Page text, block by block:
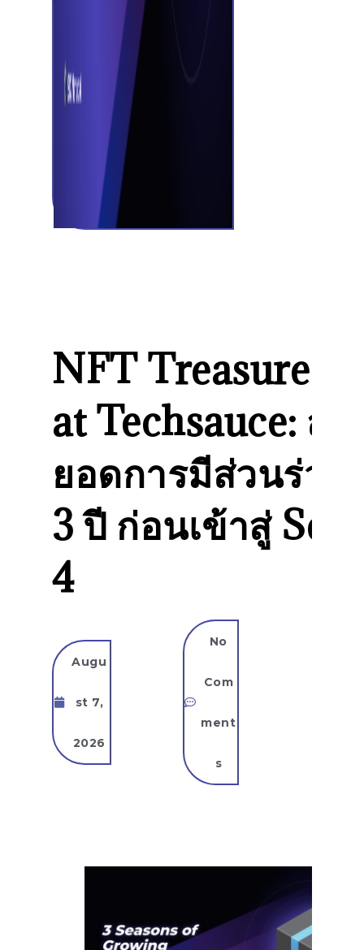
NFT Treasure
at Techsauce: สรุ
ยอดการมีส่วนร่วม
3 ปี ก่อนเข้าสู่
4
Augu
st 7,
2026
No
Com
ment
s